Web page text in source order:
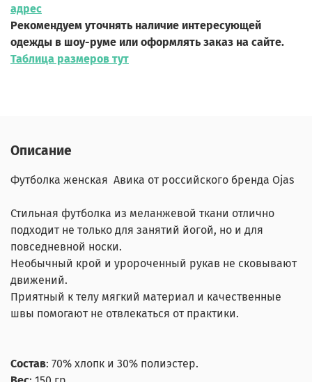
адрес
Рекомендуем уточнять наличие интересующей
одежды в шоу-руме или оформлять заказ на сайте.
Таблица размеров тут
Описание
Футболка женская Авика от российского бренда Ojas
Стильная футболка из меланжевой ткани отлично
подходит не только для занятий йогой, но и для
повседневной носки.
Необычный крой и уророченный рукав не сковывают
движений.
Приятный к телу мягкий материал и качественные
швы помогают не отвлекаться от практики.
Состав: 70% хлопк и 30% полиэстер.